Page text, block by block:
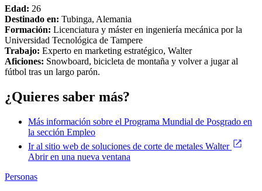
Edad: 26
Destinado en: Tubinga, Alemania
Formación: Licenciatura y máster en ingeniería mecánica por la
Universidad Tecnológica de Tampere
Trabajo: Experto en marketing estratégico, Walter
Aficiones: Snowboard, bicicleta de montaña y volver a jugar al
fútbol tras un largo parón.
¿Quieres saber más?
Más información sobre el Programa Mundial de Posgrado en
la sección Empleo
Ir al sitio web de soluciones de corte de metales Walter
Abrir en una nueva ventana
Personas